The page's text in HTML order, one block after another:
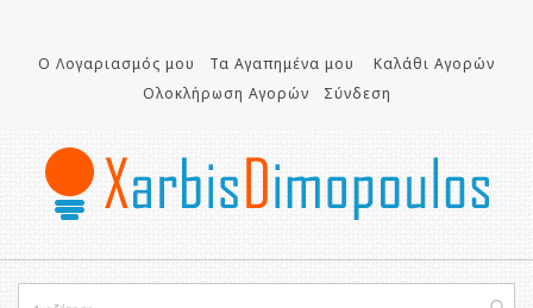
περιεχόμενο
Ο Λογαριασμός μου Τα Αγαπημένα μου
Καλάθι Αγορών
Ολοκλήρωση Αγορών
Σύνδεση